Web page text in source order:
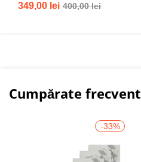
349,00 lei 400,00lei
Cumpărate frecvent
-33%